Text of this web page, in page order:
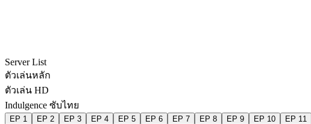
Server List
ตัวเล่นหลัก
ตัวเล่น HD
Indulgence ซับไทย
EP 1 EP 2 EP 3 EP 4 EP 5 EP 6 EP 7 EP 8 EP 9 EP 10 EP 11